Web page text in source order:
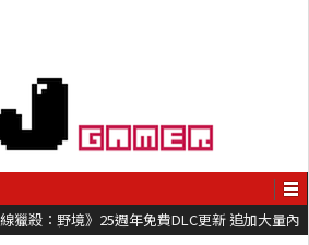
獵殺：野境》25週年免費DLC更新 追加大量內
平價折扣